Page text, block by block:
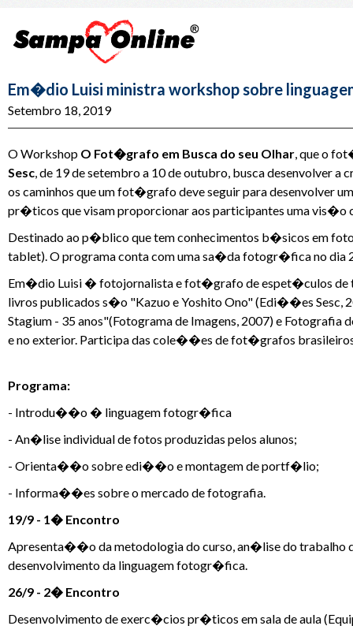
Em�dio Luisi ministra workshop sobre
Setembro 18, 2019
O Workshop O Fot�grafo em Busca do seu Olhar, que o
Sesc, de 19 de setembro a 10 de outubro, busca
os caminhos que um fot�grafo deve seguir para desenvolver
pr�ticos que visam proporcionar aos participantes uma
Destinado ao p�blico que tem conhecimentos b�sicos em
tablet). O programa conta com uma sa�da fotogr�fica no dia
Em�dio Luisi � fotojornalista e fot�grafo de espet�culos de
livros publicados s�o "Kazuo e Yoshito Ono" (Edi��es Sesc,
Stagium - 35 anos"(Fotograma de Imagens, 2007) e
e no exterior. Participa das cole��es de fot�grafos
Programa:
- Introdu��o � linguagem fotogr�fica
- An�lise individual de fotos produzidas pelos alunos;
- Orienta��o sobre edi��o e montagem de portf�lio;
- Informa��es sobre o mercado de fotografia.
19/9 - 1� Encontro
Apresenta��o da metodologia do curso, an�lise do
desenvolvimento da linguagem fotogr�fica.
26/9 - 2� Encontro
Desenvolvimento de exerc�cios pr�ticos em sala de aula